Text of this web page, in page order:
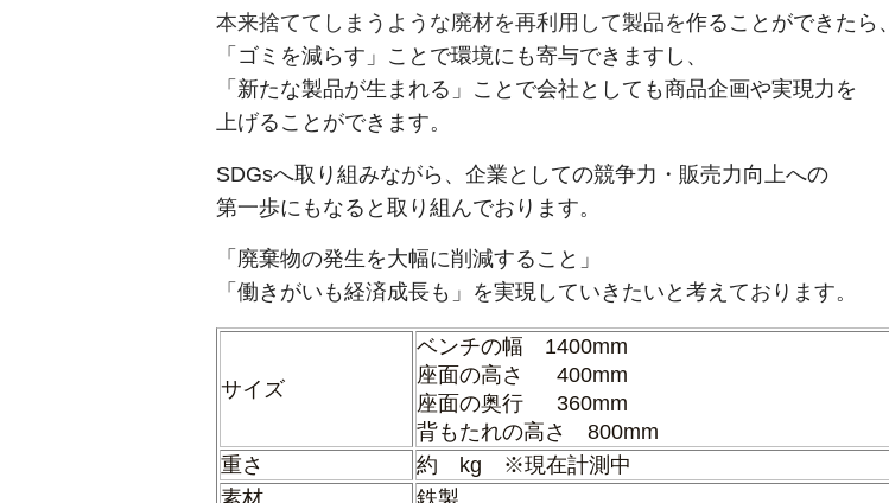
本来捨ててしまうような廃材を再利用して製品を作ることができたら、
「ゴミを減らす」ことで環境にも寄与できますし、
「新たな製品が生まれる」ことで会社としても商品企画や実現力を
上げることができます。
SDGsへ取り組みながら、企業としての競争力・販売力向上への
第一歩にもなると取り組んでおります。
「廃棄物の発生を大幅に削減すること」
「働きがいも経済成長も」を実現していきたいと考えております。
サイズ
ベンチの幅 1400mm
座面の高さ 400mm
座面の奥行 360mm
背もたれの高さ 800mm
重さ
約 kg ※現在計測中